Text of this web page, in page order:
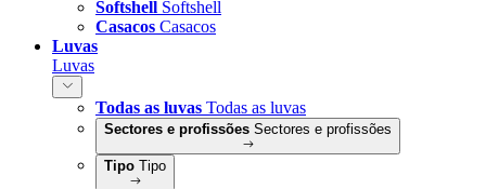
Softshell Softshell
Casacos Casacos
Luvas
Luvas
Todas as luvas Todas as luvas
Sectores e profissões Sectores e profissões
Tipo Tipo